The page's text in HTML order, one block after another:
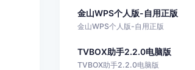
金山WPS个人版-自用正版
金山WPS个人版-自用正版
TVBOX助手2.2.0电脑版
TVBOX助手2.2.0电脑版